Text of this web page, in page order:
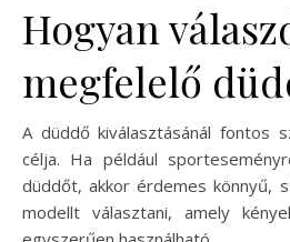
Hogyan
megfelelő
A düddő kiválasztásánál fontos
célja. Ha például
düddőt, akkor érdemes könnyű,
modellt választani, amely